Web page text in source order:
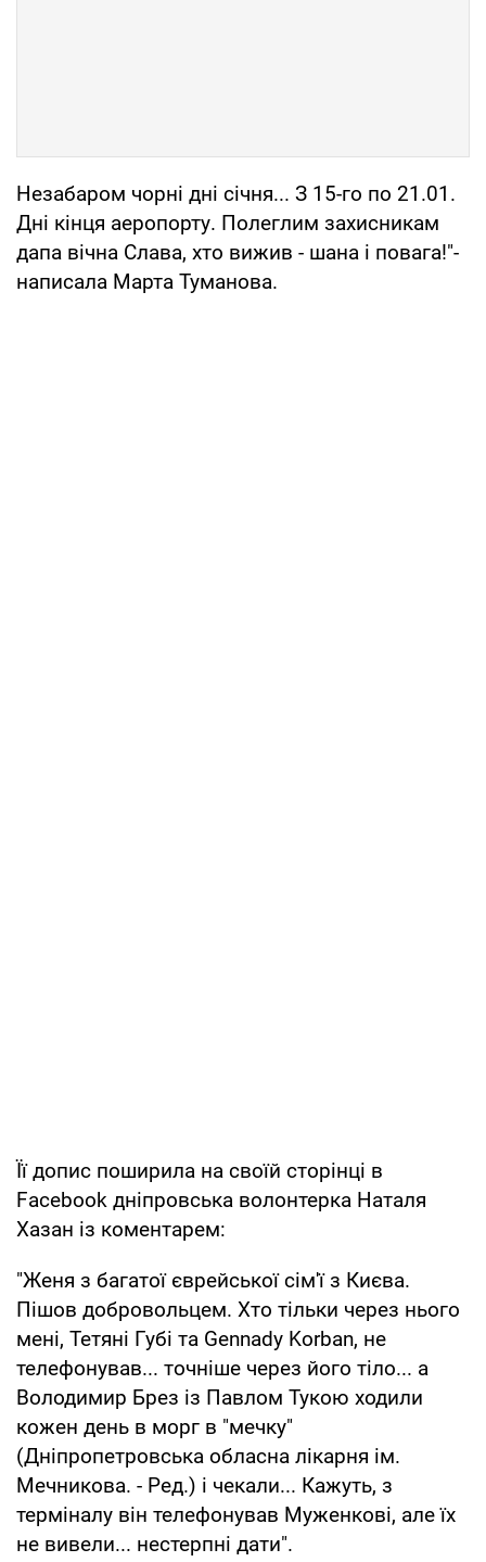
Незабаром чорні дні січня... З 15-го по 21.01.
Дні кінця аеропорту. Полеглим захисникам
дапа вічна Слава, хто вижив - шана і повага!"-
написала Марта Туманова.
Її допис поширила на своїй сторінці в
Facebook дніпровська волонтерка Наталя
Хазан із коментарем:
"Женя з багатої єврейської сім'ї з Києва.
Пішов добровольцем. Хто тільки через нього
мені, Тетяні Губі та Gennady Korban, не
телефонував... точніше через його тіло... а
Володимир Брез із Павлом Тукою ходили
кожен день в морг в "мечку"
(Дніпропетровська обласна лікарня ім.
Мечникова. - Ред.) і чекали... Кажуть, з
терміналу він телефонував Муженкові, але їх
не вивели... нестерпні дати".